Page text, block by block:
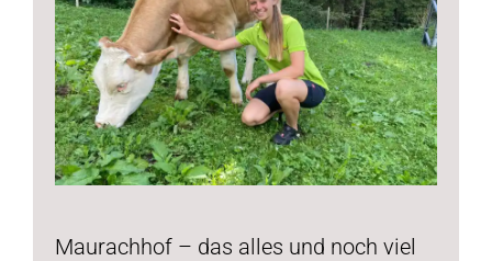
Maurachhof – das alles und noch viel